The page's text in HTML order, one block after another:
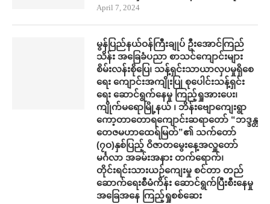
April 7, 2024
မွန်ပြည်နယ်ဝန်ကြီးချုပ် ဦးအောင်ကြည်
သိန်း အ​ခြေခံပညာ စာသင်​ကျောင်းများ
စိမ်းလန်းစို​​ပြေ​၊ သန့်ရှင်းသာယာလှ​ပ​မှုရှိ​စေ
ရေး ကျောင်းအကျိုးပြု စု​ပေါင်းသန့်ရှင်း​
ရေး ​ဆောင်ရွက်နေမှု ကြည့်ရှုအား​ပေး၊
ကျိုက်မရောမြို့နယ် ၊ ဘိန်းဗျောကျေးရွာ
ကော့တာတောရကျောင်းဆရာတော် “ဘဒ္ဒန္တ
တေဇမဟာထေရ်မြတ်”၏ သက်တော်
(၇ဝ)နှစ်ပြည့် ဝိဇာတမွေးနေ့အလှူတော်
မင်္ဂလာ အခမ်းအနား တက်​ရောက်၊
တိုင်းရင်းသားယဉ်ကျေးမှု စင်တာ တည်​
ဆောက်​ရေးစီမံကိန်း ​ဆောင်ရွက်ပြီးစီး​နေမှု
အ​ခြေအ​နေ ကြည့်ရှုစစ်​ဆေး